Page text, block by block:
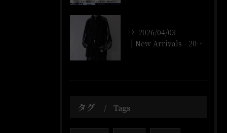
2026/04/03
| New Arrivals - 2026/4/3 |
タグ Tags